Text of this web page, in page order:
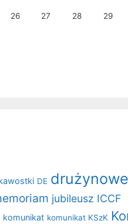
26 27 28 29
DE drużynowe
jubileusz ICCF
komunikat komunikat KSzK